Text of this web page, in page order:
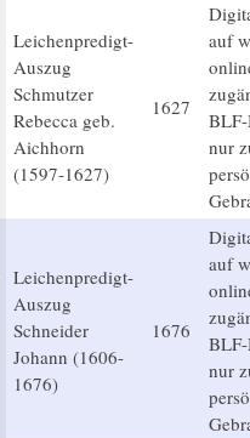
Leichenpredigt-
Auszug
Schmutzer
Rebecca geb.
Aichhorn
(1597-1627)
1627
auf
nur
Leichenpredigt-
Auszug
Schneider
Johann (1606-
1676)
1676
auf
nur